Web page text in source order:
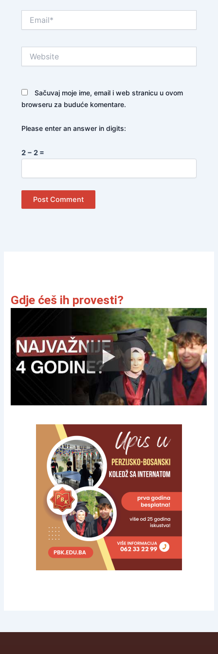
Sačuvaj moje ime, email i web stranicu u ovom
browseru za buduće komentare.
Please enter an answer in digits:
2 − 2 =
Gdje ćeš ih provesti?